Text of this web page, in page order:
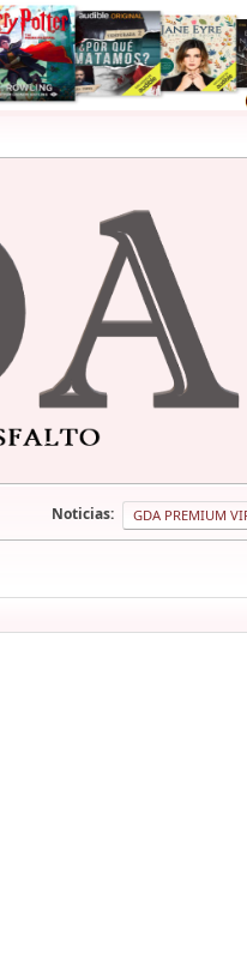
Noticias: GDA PREMIUM